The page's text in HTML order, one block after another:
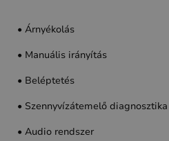
• Árnyékolás
• Manuális irányítás
• Beléptetés
• Szennyvízátemelő diagnosztika
• Audio rendszer